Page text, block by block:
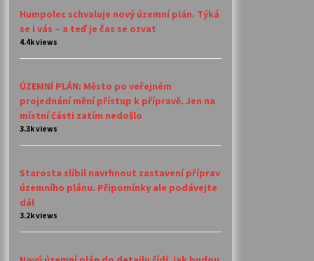
Humpolec schvaluje nový územní plán. Týká
se i vás – a teď je čas se ozvat
4.4k views
ÚZEMNÍ PLÁN: Město po veřejném
projednání mění přístup k přípravě. Jen na
místní části zatím nedošlo
3.3k views
Starosta slíbil navrhnout zastavení příprav
územního plánu. Připomínky ale podávejte
dál
3.2k views